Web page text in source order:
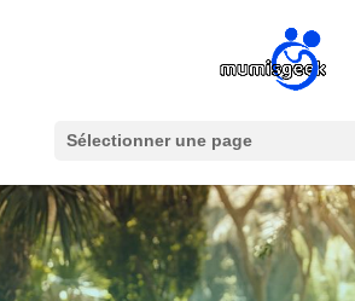
Sélectionner une page